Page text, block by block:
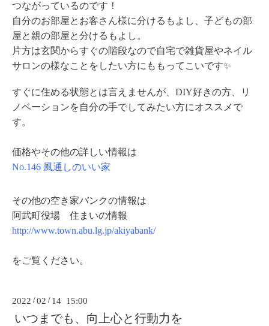
つながっているのです！
自分のお部屋とお客さん様に分けるもよし、子どもの部
屋と親の部屋と分けるもよし。
片方は玄関からすぐの階段なので自宅で雑貨屋やネイル
サロンの様なことをしたい方にももってこいです✨
すぐに住める状態とは言えませんが、DIY好きの方、リ
ノベーションを自分の手でしてみたい方にオススメで
す。
価格やその他の詳しい情報は
No.146 風通しのいい家
その他の空き家バンクの情報は
阿武町役場 住まいの情報
http://www.town.abu.lg.jp/akiyabank/
をご覧ください。
2022 /02 / 14 15:00
いつまでも、向上心と行動力を